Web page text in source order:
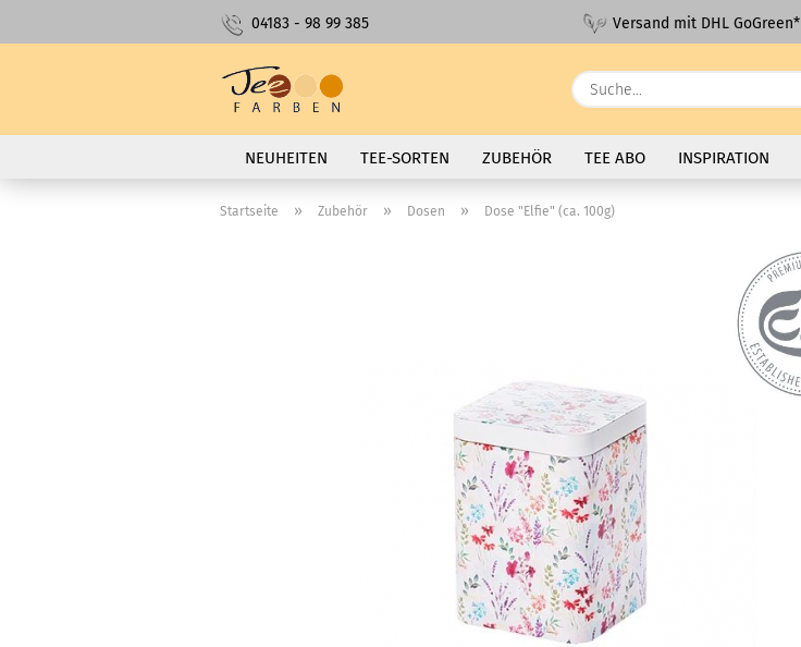
04183 - 98 99 385 Versand mit DHL GoGreen*
NEUHEITEN TEE-SORTEN ZUBEHÖR TEE ABO INSPIRATION
Startseite » Zubehör » Dosen » Dose "Elfie" (ca. 100g)